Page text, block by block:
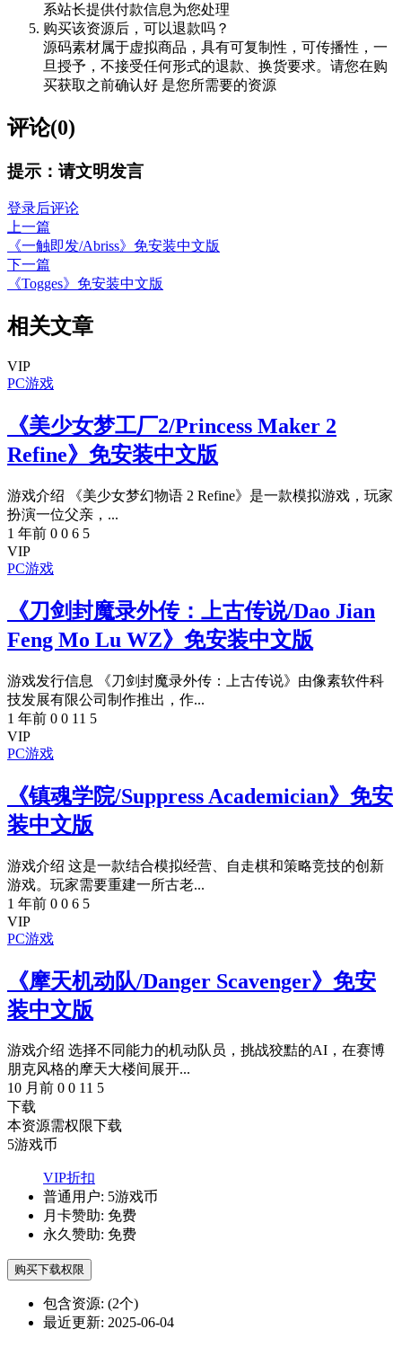
系站长提供付款信息为您处理
购买该资源后，可以退款吗？
源码素材属于虚拟商品，具有可复制性，可传播性，一
旦授予，不接受任何形式的退款、换货要求。请您在购
买获取之前确认好 是您所需要的资源
评论(0)
提示：请文明发言
登录后评论
上一篇
《一触即发/Abriss》免安装中文版
下一篇
《Togges》免安装中文版
相关文章
VIP
PC游戏
《美少女梦工厂2/Princess Maker 2
Refine》免安装中文版
游戏介绍 《美少女梦幻物语 2 Refine》是一款模拟游戏，玩家
扮演一位父亲，...
1 年前 0 0 6 5
VIP
PC游戏
《刀剑封魔录外传：上古传说/Dao Jian
Feng Mo Lu WZ》免安装中文版
游戏发行信息 《刀剑封魔录外传：上古传说》由像素软件科
技发展有限公司制作推出，作...
1 年前 0 0 11 5
VIP
PC游戏
《镇魂学院/Suppress Academician》免安
装中文版
游戏介绍 这是一款结合模拟经营、自走棋和策略竞技的创新
游戏。玩家需要重建一所古老...
1 年前 0 0 6 5
VIP
PC游戏
《摩天机动队/Danger Scavenger》免安
装中文版
游戏介绍 选择不同能力的机动队员，挑战狡黠的AI，在赛博
朋克风格的摩天大楼间展开...
10 月前 0 0 11 5
下载
本资源需权限下载
5游戏币
VIP折扣
普通用户: 5游戏币
月卡赞助: 免费
永久赞助: 免费
购买下载权限
包含资源: (2个)
最近更新: 2025-06-04